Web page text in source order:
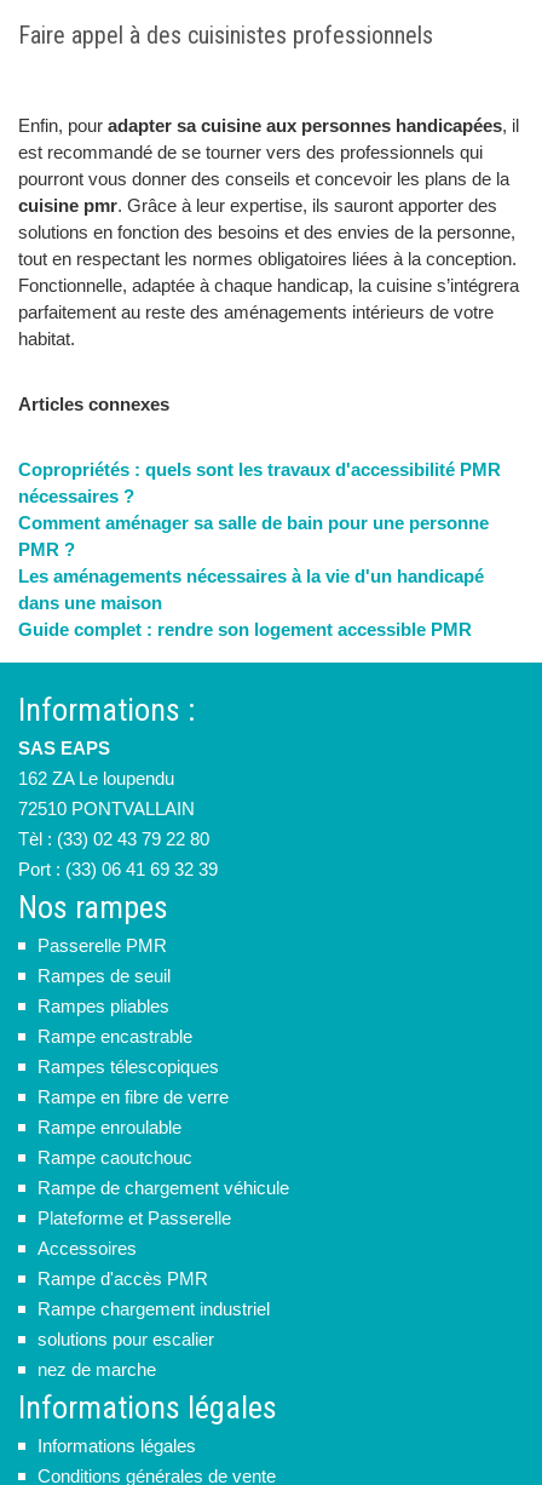
Faire appel à des cuisinistes professionnels
Enfin, pour adapter sa cuisine aux personnes handicapées, il
est recommandé de se tourner vers des professionnels qui
pourront vous donner des conseils et concevoir les plans de la
cuisine pmr. Grâce à leur expertise, ils sauront apporter des
solutions en fonction des besoins et des envies de la personne,
tout en respectant les normes obligatoires liées à la conception.
Fonctionnelle, adaptée à chaque handicap, la cuisine s’intégrera
parfaitement au reste des aménagements intérieurs de votre
habitat.
Articles connexes
Copropriétés : quels sont les travaux d'accessibilité PMR
nécessaires ?
Comment aménager sa salle de bain pour une personne
PMR ?
Les aménagements nécessaires à la vie d'un handicapé
dans une maison
Guide complet : rendre son logement accessible PMR
Informations :
SAS EAPS
162 ZA Le loupendu
72510 PONTVALLAIN
Tèl : (33) 02 43 79 22 80
Port : (33) 06 41 69 32 39
Nos rampes
Passerelle PMR
Rampes de seuil
Rampes pliables
Rampe encastrable
Rampes télescopiques
Rampe en fibre de verre
Rampe enroulable
Rampe caoutchouc
Rampe de chargement véhicule
Plateforme et Passerelle
Accessoires
Rampe d'accès PMR
Rampe chargement industriel
solutions pour escalier
nez de marche
Informations légales
Informations légales
Conditions générales de vente